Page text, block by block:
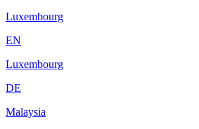
Luxembourg
EN
Luxembourg
DE
Malaysia